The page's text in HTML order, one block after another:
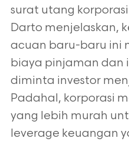
surat utang korporasi
Darto menjelaskan,
acuan baru-baru ini
biaya pinjaman dan
diminta investor
Padahal, korporasi
yang lebih murah
leverage keuangan